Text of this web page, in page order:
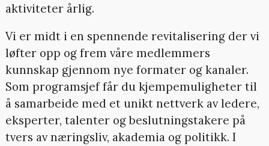
aktiviteter årlig.
Vi er midt i en spennende revitalisering der vi
løfter opp og frem våre medlemmers
kunnskap gjennom nye formater og kanaler.
Som programsjef får du kjempemuligheter til
å samarbeide med et unikt nettverk av ledere,
eksperter, talenter og beslutningstakere på
tvers av næringsliv, akademia og politikk. I